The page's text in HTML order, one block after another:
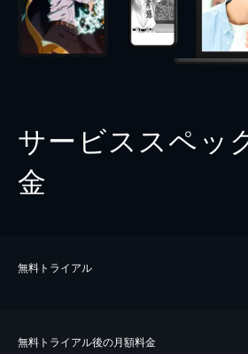
サービススペッ
金
無料トライアル
無料トライアル後の⽉額料金